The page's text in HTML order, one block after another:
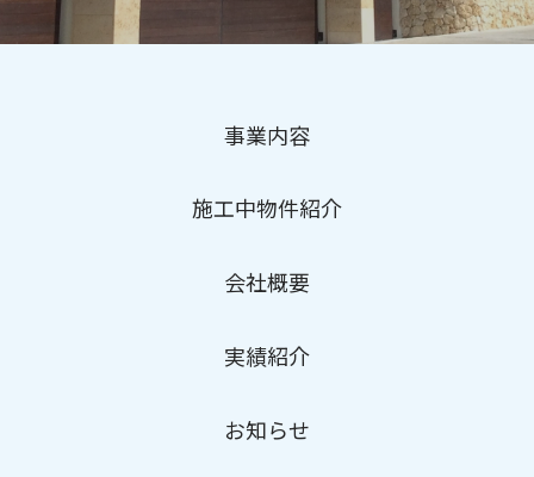
事業内容
施工中物件紹介
会社概要
実績紹介
お知らせ